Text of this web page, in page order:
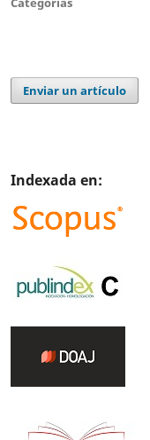
Enviar un artículo
Indexada en: